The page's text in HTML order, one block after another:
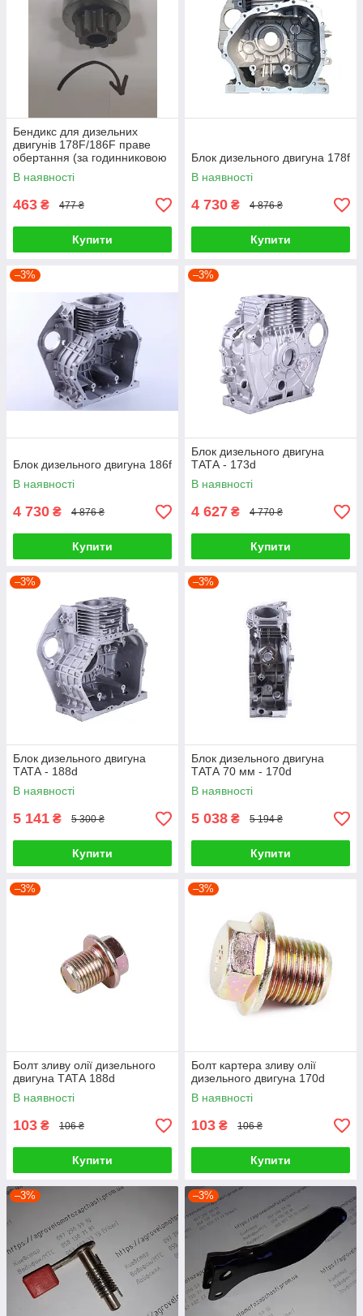
Бендикс для дизельних
двигунів 178F/186F праве
обертання (за годинниковою
стрілкою)
В наявності
463 ₴ 477 ₴
Купити
Блок дизельного двигуна 178f
В наявності
4 730 ₴ 4 876 ₴
Купити
–3%
Блок дизельного двигуна 186f
В наявності
4 730 ₴ 4 876 ₴
Купити
–3%
Блок дизельного двигуна
ТАТА - 173d
В наявності
4 627 ₴ 4 770 ₴
Купити
–3%
Блок дизельного двигуна
ТАТА - 188d
В наявності
5 141 ₴ 5 300 ₴
Купити
–3%
Блок дизельного двигуна
ТАТА 70 мм - 170d
В наявності
5 038 ₴ 5 194 ₴
Купити
–3%
Болт зливу олії дизельного
двигуна ТАТА 188d
В наявності
103 ₴ 106 ₴
Купити
–3%
Болт картера зливу олії
дизельного двигуна 170d
В наявності
103 ₴ 106 ₴
Купити
–3% –3%